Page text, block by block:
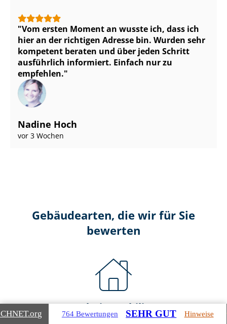
Vom ersten Moment an wusste ich, dass ich
hier an der richtigen Adresse bin. Wurden sehr
kompetent beraten und über jeden Schritt
ausführlich informiert. Einfach nur zu
empfehlen.
Nadine Hoch
vor 3 Wochen
Gebäudearten, die wir für Sie
bewerten
Wohnimmobilien
.org 764 Bewertungen SEHR GUT Hinweise